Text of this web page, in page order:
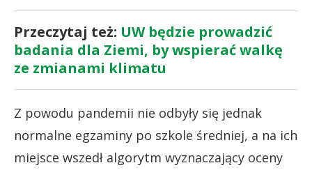
Przeczytaj też: UW będzie prowadzić
badania dla Ziemi, by wspierać walkę
ze zmianami klimatu
Z powodu pandemii nie odbyły się jednak
normalne egzaminy po szkole średniej, a na ich
miejsce wszedł algorytm wyznaczający oceny